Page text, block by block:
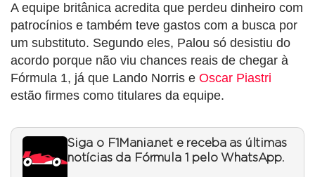
A equipe britânica acredita que perdeu dinheiro com
patrocínios e também teve gastos com a busca por
um substituto. Segundo eles, Palou só desistiu do
acordo porque não viu chances reais de chegar à
Fórmula 1, já que Lando Norris e Oscar Piastri
estão firmes como titulares da equipe.
Siga o F1Mania.net e receba as últimas
notícias da Fórmula 1 pelo WhatsApp.